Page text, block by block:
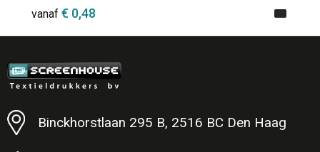
vanaf € 0,48
Minimale afname: 1
Binckhorstlaan 295 B, 2516 BC Den Haag